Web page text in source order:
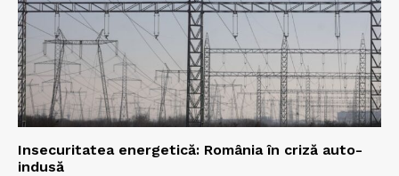
Insecuritatea energetică: România în criză auto-
indusă